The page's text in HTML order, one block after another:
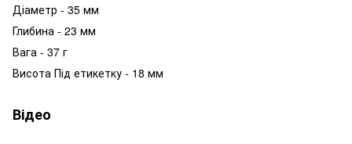
Діаметр - 35 мм
Глибина - 23 мм
Вага - 37 г
Висота Під етикетку - 18 мм
Відео